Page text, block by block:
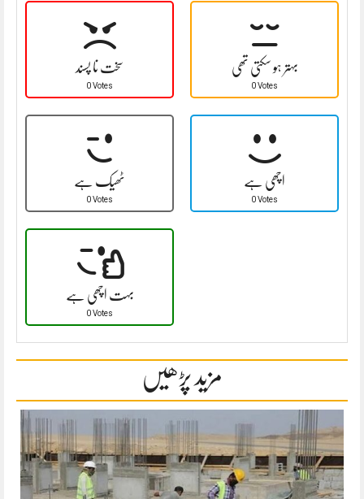
سخت نا پسند
0 Votes
بہتر ہو سکتی تھی
0 Votes
ٹھیک ہے
0 Votes
اچھی ہے
0 Votes
بہت اچھی ہے
0 Votes
مزید پڑھیں